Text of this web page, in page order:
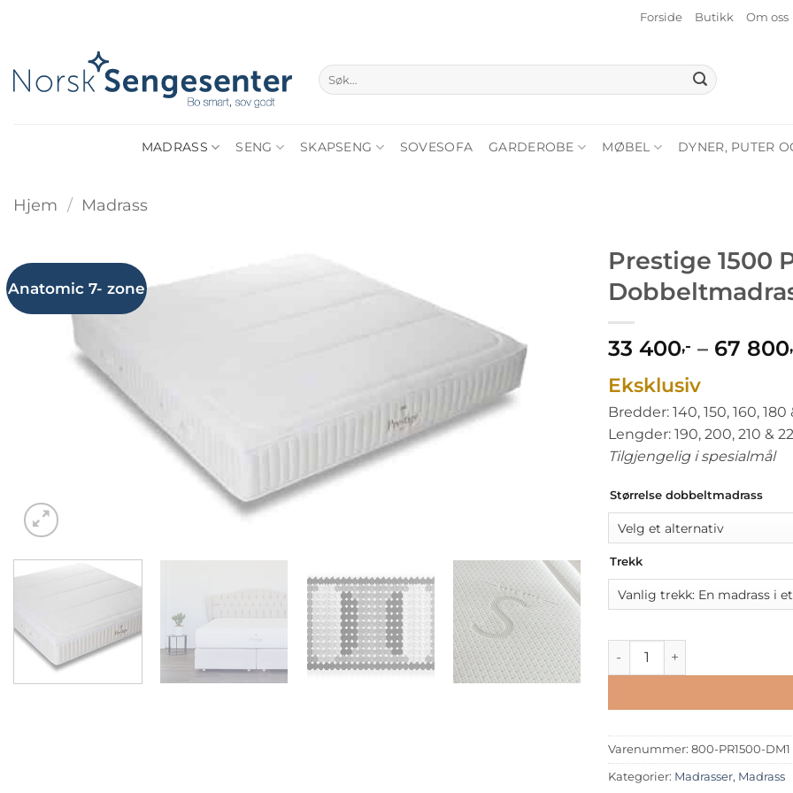
Forside Butikk Om oss
Søk
etter:
MADRASS SENG SKAPSENG SOVESOFA GARDEROBE MØBEL DYNER, PUTER
Hjem / Madrass
Anatomic 7- zone
Prestige 1500
33 400,- – 67 800
Eksklusiv
Bredder: 140, 150, 160, 180
Lengder: 190, 200, 210 &
Tilgjengelig i spesialmål
Størrelse dobbeltmadrass
Trekk
Prestige 1500 Pocket
Varenummer: 800-PR1500-DM1
Kategorier: Madrasser, Madrass